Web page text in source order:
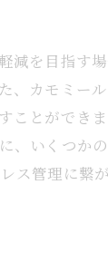
する方法
秘訣
の提案
を目指す
、カモミー
とができ
、いくつか
ス管理に繋が